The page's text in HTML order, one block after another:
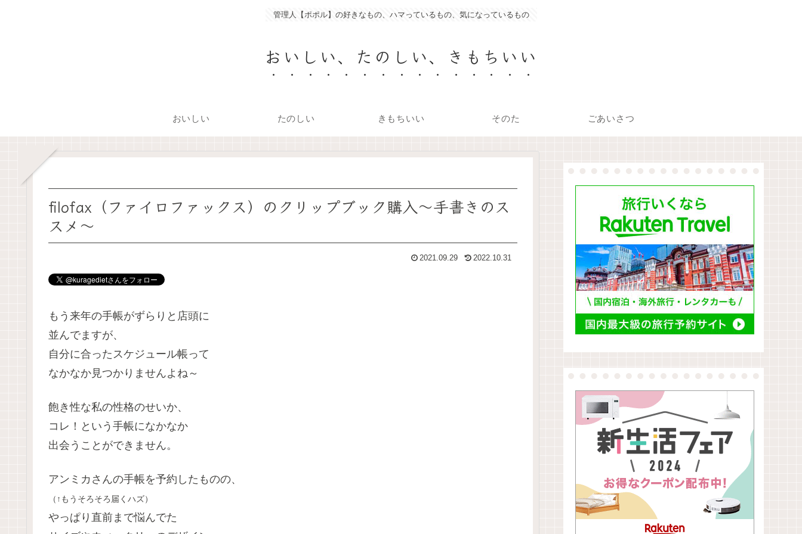
管理人【ポポル】の好きなもの、ハマっているもの、気になっているもの
おいしい、たのしい、きもちいい
おいしい たのしい きもちいい そのた ごあいさつ
filofax（ファイロファックス）のクリップブック購入～手書きのス
スメ～
2021.09.29 2022.10.31
もう来年の手帳がずらりと店頭に
並んでますが、
自分に合ったスケジュール帳って
なかなか見つかりませんよね～
飽き性な私の性格のせいか、
コレ！という手帳になかなか
出会うことができません。
アンミカさんの手帳を予約したものの、
（↑もうそろそろ届くハズ）
やっぱり直前まで悩んでた